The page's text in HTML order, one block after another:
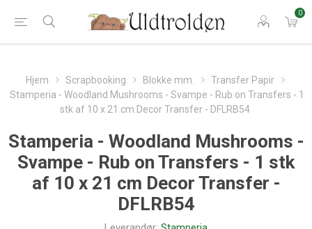
0
Hjem Scrapbooking Blokke mm.
Transfer Papir
Stamperia - Woodland Mushrooms - Svampe - Rub on Transfers - 1
stk af 10 x 21 cm Decor Transfer - DFLRB54
Stamperia - Woodland Mushrooms -
Svampe - Rub on Transfers - 1 stk
af 10 x 21 cm Decor Transfer -
DFLRB54